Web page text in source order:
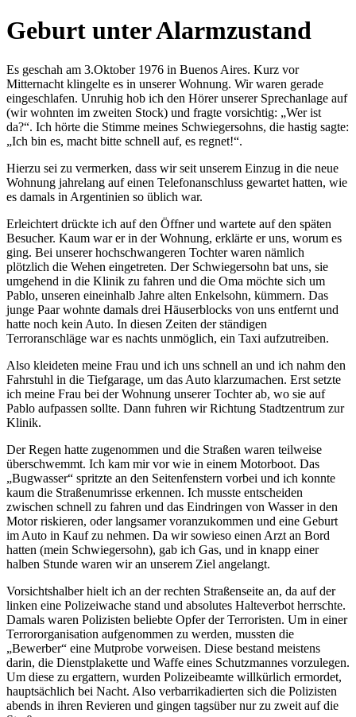
Geburt unter Alarmzustand
Es geschah am 3.Oktober 1976 in Buenos Aires. Kurz vor
Mitternacht klingelte es in unserer Wohnung. Wir waren gerade
eingeschlafen. Unruhig hob ich den Hörer unserer Sprechanlage auf
(wir wohnten im zweiten Stock) und fragte vorsichtig:
Wer ist
da? . Ich hörte die Stimme meines Schwiegersohns, die hastig sagte:
Ich bin es, macht bitte schnell auf, es regnet! .
Hierzu sei zu vermerken, dass wir seit unserem Einzug in die neue
Wohnung jahrelang auf einen Telefonanschluss gewartet hatten, wie
es damals in Argentinien so üblich war.
Erleichtert drückte ich auf den Öffner und wartete auf den späten
Besucher. Kaum war er in der Wohnung, erklärte er uns, worum es
ging. Bei unserer hochschwangeren Tochter waren nämlich
plötzlich die Wehen eingetreten. Der Schwiegersohn bat uns, sie
umgehend in die Klinik zu fahren und die Oma möchte sich um
Pablo, unseren eineinhalb Jahre alten Enkelsohn, kümmern. Das
junge Paar wohnte damals drei Häuserblocks von uns entfernt und
hatte noch kein Auto. In diesen Zeiten der ständigen
Terroranschläge war es nachts unmöglich, ein Taxi aufzutreiben.
Also kleideten meine Frau und ich uns schnell an und ich nahm den
Fahrstuhl in die Tiefgarage, um das Auto klarzumachen. Erst setzte
ich meine Frau bei der Wohnung unserer Tochter ab, wo sie auf
Pablo aufpassen sollte. Dann fuhren wir Richtung Stadtzentrum zur
Klinik.
Der Regen hatte zugenommen und die Straßen waren teilweise
überschwemmt. Ich kam mir vor wie in einem Motorboot. Das
Bugwasser
spritzte an den Seitenfenstern vorbei und ich konnte
kaum die Straßenumrisse erkennen. Ich musste entscheiden
zwischen schnell zu fahren und das Eindringen von Wasser in den
Motor riskieren, oder langsamer voranzukommen und eine Geburt
im Auto in Kauf zu nehmen. Da wir sowieso einen Arzt an Bord
hatten (mein Schwiegersohn), gab ich Gas, und in knapp einer
halben Stunde waren wir an unserem Ziel angelangt.
Vorsichtshalber hielt ich an der rechten Straßenseite an, da auf der
linken eine Polizeiwache stand und absolutes Halteverbot herrschte.
Damals waren Polizisten beliebte Opfer der Terroristen. Um in einer
Terrororganisation aufgenommen zu werden, mussten die
Bewerber
eine Mutprobe vorweisen. Diese bestand meistens
darin, die Dienstplakette und Waffe eines Schutzmannes vorzulegen.
Um diese zu ergattern, wurden Polizeibeamte willkürlich ermordet,
hauptsächlich bei Nacht. Also verbarrikadierten sich die Polizisten
abends in ihren Revieren und gingen tagsüber nur zu zweit auf die